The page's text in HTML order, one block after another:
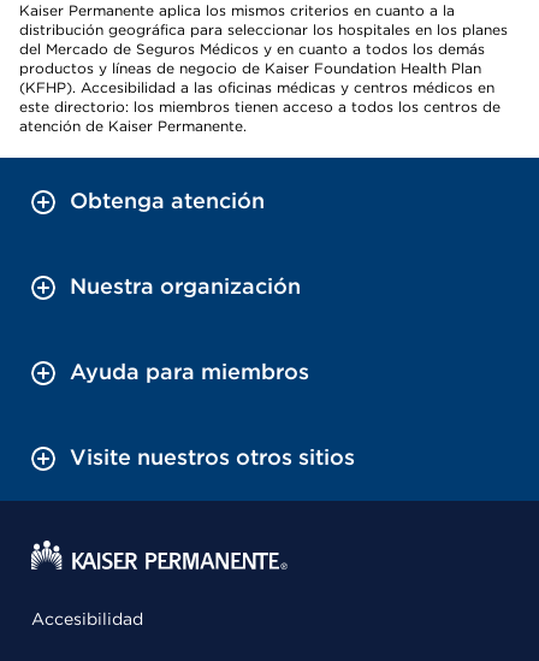
Kaiser Permanente aplica los mismos criterios en cuanto a la
distribución geográfica para seleccionar los hospitales en los planes
del Mercado de Seguros Médicos y en cuanto a todos los demás
productos y líneas de negocio de Kaiser Foundation Health Plan
(KFHP). Accesibilidad a las oficinas médicas y centros médicos en
este directorio: los miembros tienen acceso a todos los centros de
atención de Kaiser Permanente.
Obtenga atención
Nuestra organización
Ayuda para miembros
Visite nuestros otros sitios
Accesibilidad